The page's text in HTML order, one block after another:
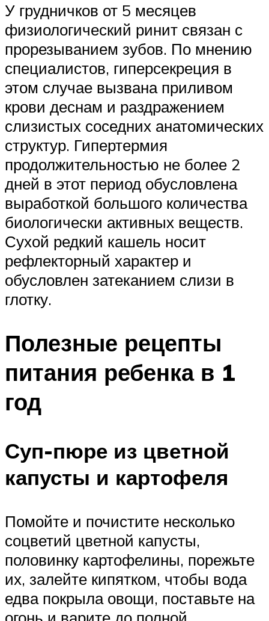
У грудничков от 5 месяцев
физиологический ринит связан с
прорезыванием зубов. По мнению
специалистов, гиперсекреция в
этом случае вызвана приливом
крови деснам и раздражением
слизистых соседних анатомических
структур. Гипертермия
продолжительностью не более 2
дней в этот период обусловлена
выработкой большого количества
биологически активных веществ.
Сухой редкий кашель носит
рефлекторный характер и
обусловлен затеканием слизи в
глотку.
Полезные рецепты
питания ребенка в 1
год
Суп-пюре из цветной
капусты и картофеля
Помойте и почистите несколько
соцветий цветной капусты,
половинку картофелины, порежьте
их, залейте кипятком, чтобы вода
едва покрыла овощи, поставьте на